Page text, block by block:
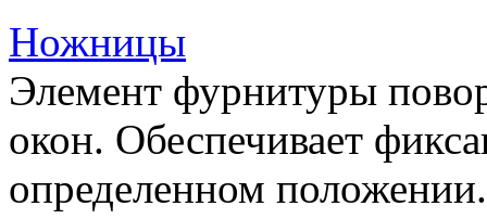
Ножницы
Элемент фурнитуры
окон. Обеспечивает
определенном положении.